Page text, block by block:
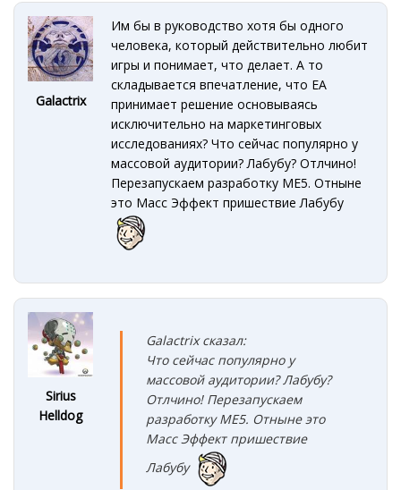
Galactrix
Им бы в руководство хотя бы одного
человека, который действительно любит
игры и понимает, что делает. А то
складывается впечатление, что ЕА
принимает решение основываясь
исключительно на маркетинговых
исследованиях? Что сейчас популярно у
массовой аудитории? Лабубу? Отлчино!
Перезапускаем разработку ME5. Отныне
это Масс Эффект пришествие Лабубу
Sirius
Helldog
Galactrix сказал:
Что сейчас популярно у
массовой аудитории? Лабубу?
Отлчино! Перезапускаем
разработку ME5. Отныне это
Масс Эффект пришествие
Лабубу